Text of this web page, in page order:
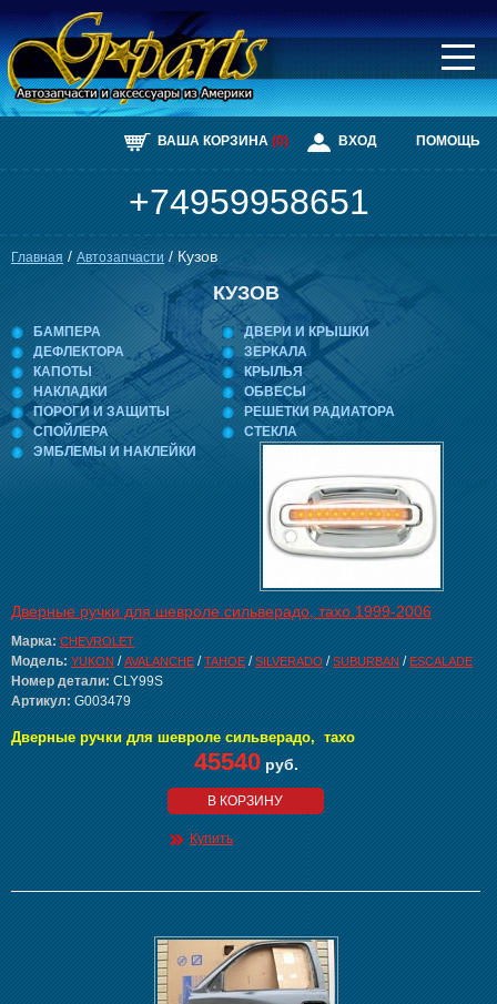
ВАША КОРЗИНА (0) ВХОД ПОМОЩЬ
+74959958651
Главная
Каталог
Автосервис
Главная /Автозапчасти/ Кузов
КУЗОВ
БАМПЕРА
ДВЕРИ И КРЫШКИ
ДЕФЛЕКТОРА
ЗЕРКАЛА
КАПОТЫ
КРЫЛЬЯ
НАКЛАДКИ
ОБВЕСЫ
ПОРОГИ И ЗАЩИТЫ
РЕШЕТКИ РАДИАТОРА
СПОЙЛЕРА
СТЕКЛА
ЭМБЛЕМЫ И НАКЛЕЙКИ
Дверные ручки для шевроле сильверадо, тахо 1999-2006
Марка: CHEVROLET
Модель: YUKON /AVALANCHE /TAHOE /SILVERADO /SUBURBAN /ESCALADE
Номер детали: CLY99S
Артикул: G003479
Дверные ручки для шевроле сильверадо, тахо
45540руб.
В КОРЗИНУ
Купить